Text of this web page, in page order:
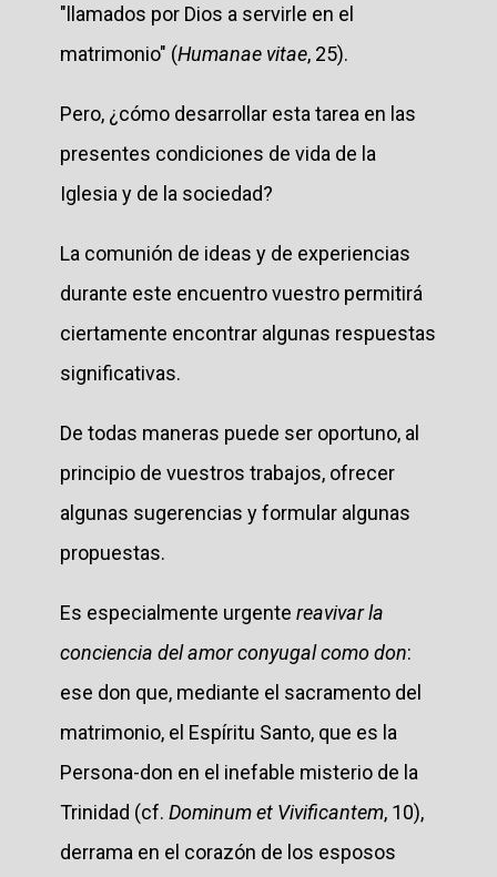
"llamados por Dios a servirle en el
matrimonio" (Humanae vitae, 25).
Pero, ¿cómo desarrollar esta tarea en las
presentes condiciones de vida de la
Iglesia y de la sociedad?
La comunión de ideas y de experiencias
durante este encuentro vuestro permitirá
ciertamente encontrar algunas respuestas
significativas.
De todas maneras puede ser oportuno, al
principio de vuestros trabajos, ofrecer
algunas sugerencias y formular algunas
propuestas.
Es especialmente urgente reavivar la
conciencia del amor conyugal como don:
ese don que, mediante el sacramento del
matrimonio, el Espíritu Santo, que es la
Persona-don en el inefable misterio de la
Trinidad (cf. Dominum et Vivificantem, 10),
derrama en el corazón de los esposos